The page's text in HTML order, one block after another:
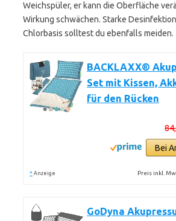
Weichspüler, er kann die Oberfläche
Wirkung schwächen. Starke
Chlorbasis solltest du ebenfalls meiden.
BACKLAXX®
Set mit Kissen,
für den Rücken
Bei
* Anzeige Preis inkl.
GoDyna